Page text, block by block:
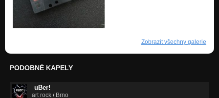
Zobrazit všechny galerie
PODOBNÉ KAPELY
uBer!
art rock / Brno